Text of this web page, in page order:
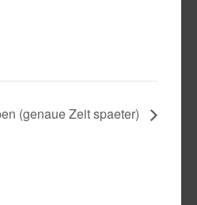
(genaue Zeit spaeter)